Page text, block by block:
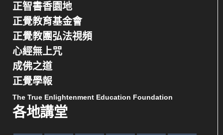
正智書香園地
正覺教育基金會
正覺教團弘法視頻
心經無上咒
成佛之道
正覺學報
The True Enlightenment Education Foundation
各地講堂